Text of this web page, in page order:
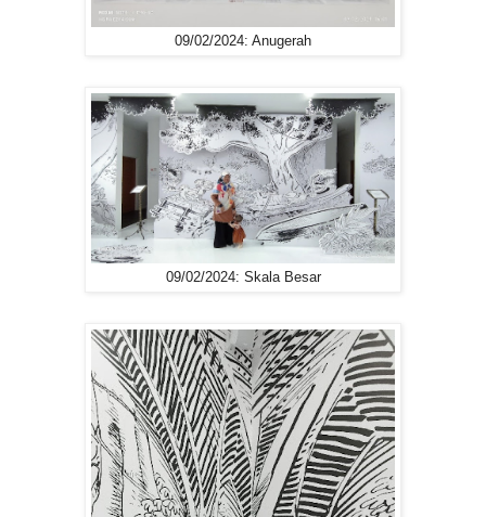
09/02/2024: Anugerah
09/02/2024: Skala Besar